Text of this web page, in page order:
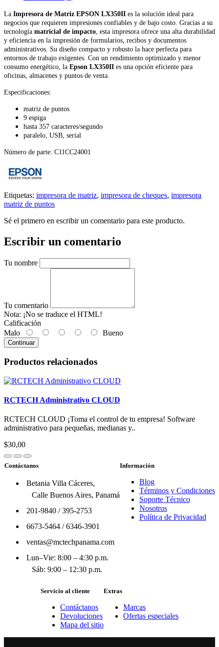
La Impresora de Matriz EPSON LX350II es la solución ideal para
negocios que requieren impresiones confiables y de bajo costo. Gracias a su
tecnología matricial de impacto , esta impresora ofrece una alta durabilidad
y eficiencia en la impresión de formularios, recibos y documentos
administrativos. Su diseño compacto y robusto la hace perfecta para
entornos de trabajo exigentes. Con un rendimiento optimizado y menor
consumo energético, la Epson LX350II es una opción eficiente para
oficinas, almacenes y puntos de venta.
Especificaciones:
matriz de puntos
9 espiga
hasta 357 caracteres/segundo
paralelo, USB, serial
Número de parte: C11CC24001
Etiquetas: impresora de matriz, impresora de cheques, impresora
matriz de puntos
Sé el primero en escribir un comentario para este producto.
Escribir un comentario
Tu nombre
Tu comentario
Nota: ¡No se traduce el HTML!
Calificación
Malo
Bueno
Continuar
Productos relacionados
RCTECH Administrativo CLOUD
RCTECH CLOUD ¡Toma el control de tu empresa! Software
administrativo para pequeñas, medianas y..
$30,00
Contáctanos
Betania Villa Cáceres,
Calle Buenos Aires, Panamá
201-9840/395-2753
6673-5464/6346-3901
ventas@mctechpanama.com
Lun–Vie: 8:00 – 4:30 p.m.
Sáb: 9:00 – 12:30 p.m.
Información
Blog
Términos y Condiciones
Soporte Técnico
Nosotros
Política de Privacidad
Servicio al cliente
Contáctanos
Devoluciones
Mapa del sitio
Extras
Marcas
Ofertas especiales